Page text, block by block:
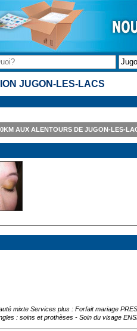
JUGON-LES-LACS
AUX ALENTOURS DE JUGON-LES-
mixte Services plus : Forfait mariage
: soins et prothèses - Soin du visage